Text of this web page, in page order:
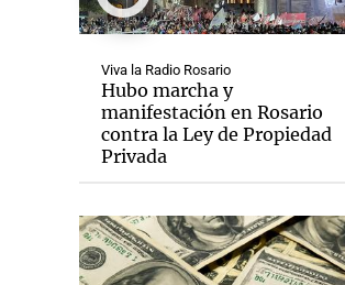
Viva la Radio Rosario
Hubo marcha y
manifestación en Rosario
contra la Ley de Propiedad
Privada